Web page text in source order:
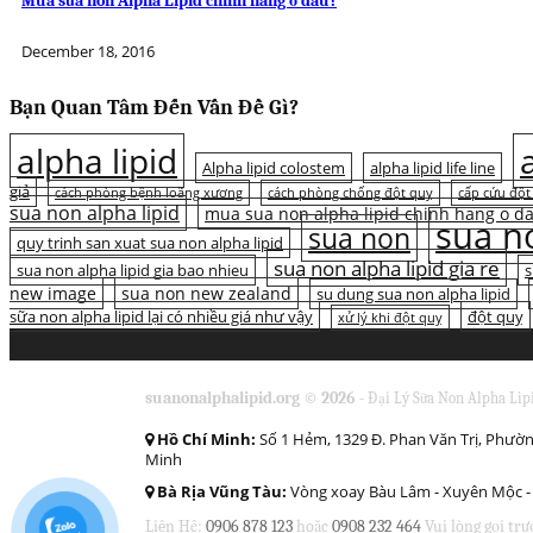
December 18, 2016
Bạn Quan Tâm Đến Vấn Đề Gì?
alpha lipid Alpha lipid colostem alpha lipid life line
giả
cách phòng bệnh loãng xương cách phòng chống đột quỵ cấp cứu
sua non alpha lipid
mua sua non alpha lipid chinh hang o
quy trinh san xuat sua non alpha lipid
sua non sua
sua non alpha lipid gia bao nhieu sua non alpha lipid gia re
new image
sua non new zealand su dung sua non alpha lipid
sữa non alpha lipid lại có nhiều giá như vậy
xử lý khi đột quỵ đột quỵ
suanonalphalipid.org © 2026 - Đại Lý Sữa Non Alpha
Hồ Chí Minh: Số 1 Hẻm, 1329 Đ. Phan Văn Trị,
Minh
Bà Rịa Vũng Tàu: Vòng xoay Bàu Lâm - Xuyên Mộc -
Liên Hệ: 0906 878 123 hoặc0908 232 464Vui lòng gọi